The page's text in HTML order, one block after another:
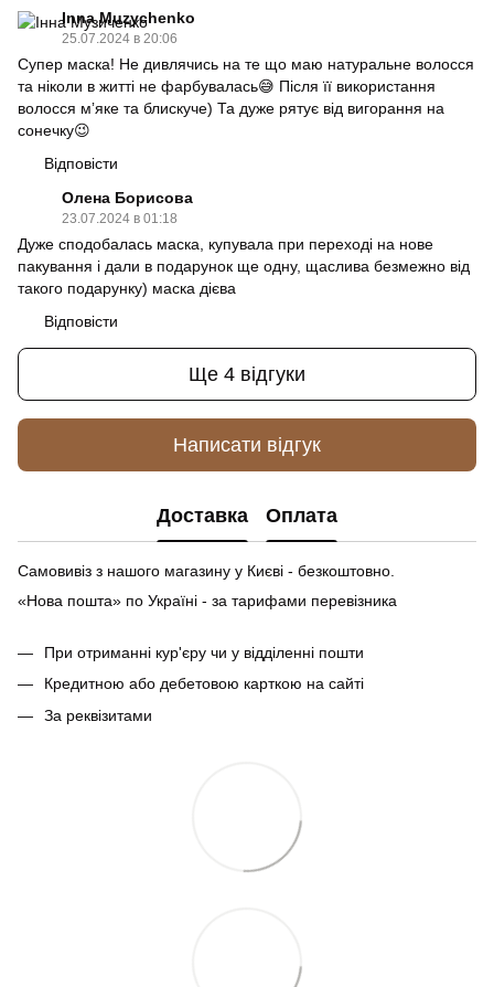
Inna Muzychenko
25.07.2024 в 20:06
Супер маска! Не дивлячись на те що маю натуральне волосся
та ніколи в житті не фарбувалась😅 Після її використання
волосся мʼяке та блискуче) Та дуже рятує від вигорання на
сонечку😉
Відповісти
Олена Борисова
23.07.2024 в 01:18
Дуже сподобалась маска, купувала при переході на нове
пакування і дали в подарунок ще одну, щаслива безмежно від
такого подарунку) маска дієва
Відповісти
Ще 4 відгуки
Написати відгук
Доставка Оплата
Самовивіз з нашого магазину у Києві - безкоштовно.
«Нова пошта» по Україні - за тарифами перевізника
При отриманні кур'єру чи у відділенні пошти
Кредитною або дебетовою карткою на сайті
За реквізитами